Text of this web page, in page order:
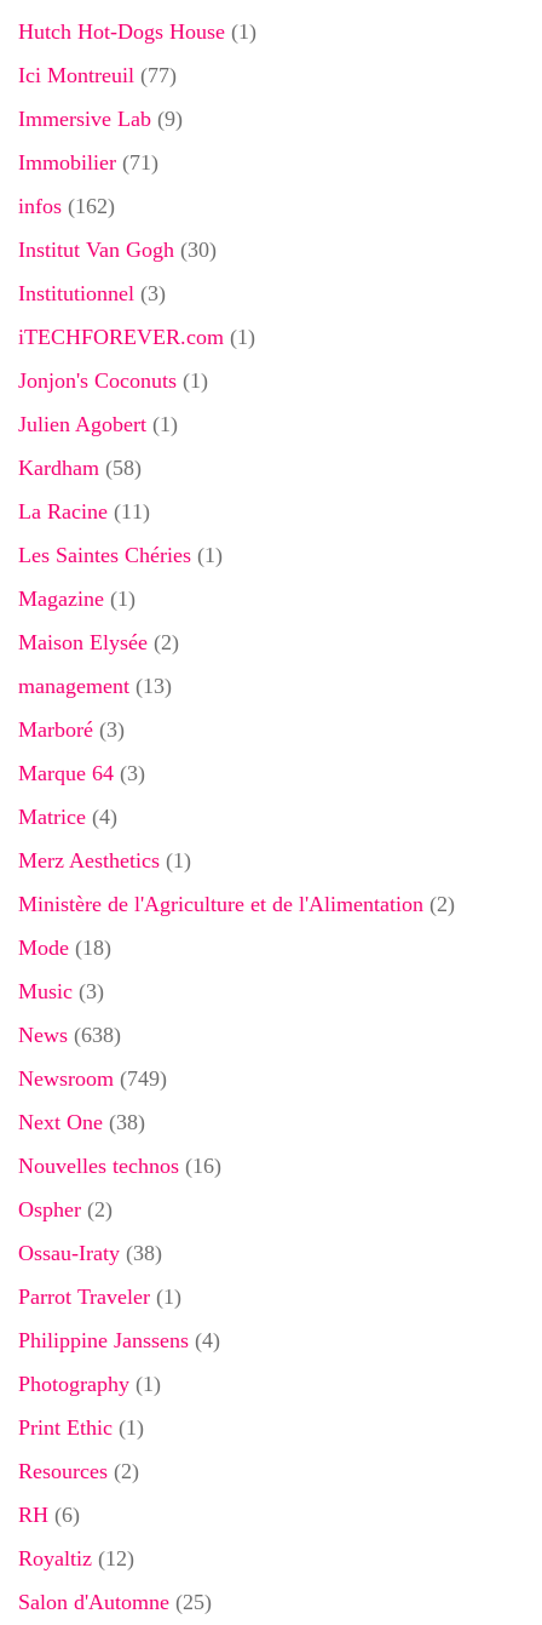
Hutch Hot-Dogs House (1)
Ici Montreuil (77)
Immersive Lab (9)
Immobilier (71)
infos (162)
Institut Van Gogh (30)
Institutionnel (3)
iTECHFOREVER.com (1)
Jonjon's Coconuts (1)
Julien Agobert (1)
Kardham (58)
La Racine (11)
Les Saintes Chéries (1)
Magazine (1)
Maison Elysée (2)
management (13)
Marboré (3)
Marque 64 (3)
Matrice (4)
Merz Aesthetics (1)
Ministère de l'Agriculture et de l'Alimentation (2)
Mode (18)
Music (3)
News (638)
Newsroom (749)
Next One (38)
Nouvelles technos (16)
Ospher (2)
Ossau-Iraty (38)
Parrot Traveler (1)
Philippine Janssens (4)
Photography (1)
Print Ethic (1)
Resources (2)
RH (6)
Royaltiz (12)
Salon d'Automne (25)